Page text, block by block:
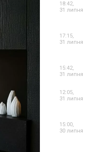
18:42,
31 липня
17:15,
31 липня
15:42,
31 липня
12:05,
31 липня
15:00,
30 липня